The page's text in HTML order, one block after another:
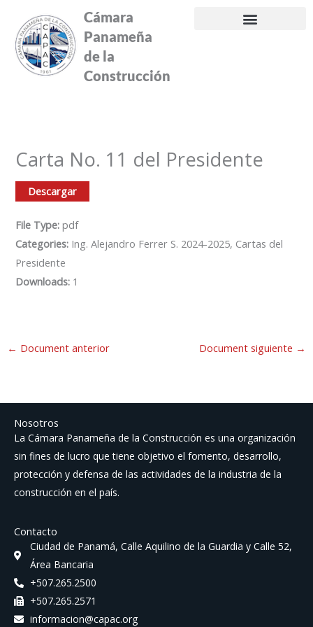
contenido
Cámara
Panameña
de la
Construcción
Carta No. 11 del Presidente
Descargar
File Type:pdf
Categories: Ing. Alejandro Ferrer S. 2024-2025, Cartas del
Presidente
Downloads: 1
← Document anterior Document siguiente →
Nosotros
La Cámara Panameña de la Construcción es una organización
sin fines de lucro que tiene objetivo el fomento, desarrollo,
protección y defensa de las actividades de la industria de la
construcción en el país.
Contacto
Ciudad de Panamá, Calle Aquilino de la Guardia y Calle 52,
Área Bancaria
+507.265.2500
+507.265.2571
informacion@capac.org